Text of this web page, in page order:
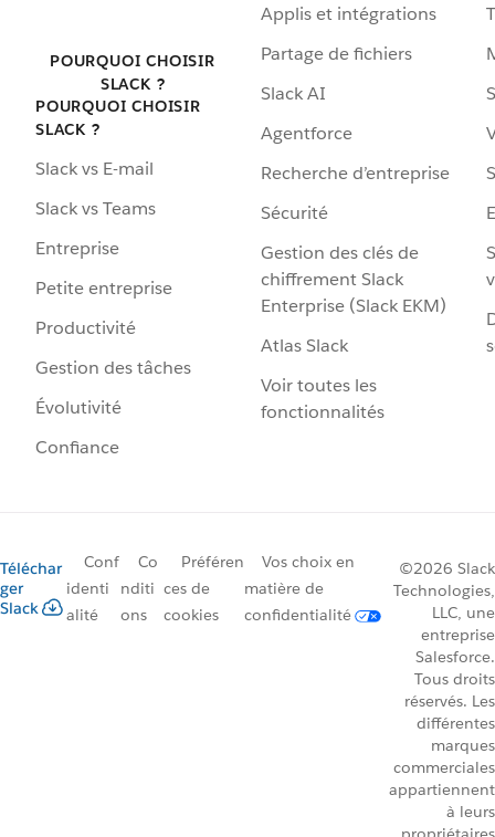
POURQUOI CHOISIR
SLACK ?
POURQUOI CHOISIR
SLACK ?
Slack vs E-mail
Slack vs Teams
Entreprise
Petite entreprise
Productivité
Gestion des tâches
Évolutivité
Confiance
Applis et intégrations
Partage de fichiers
Slack AI
Agentforce
Recherche d’entreprise
Sécurité
Gestion des clés de
chiffrement Slack
Enterprise (Slack EKM)
Atlas Slack
Voir toutes les
fonctionnalités
Téléchar
ger
Slack
Conf
identi
alité
Co
nditi
ons
Préféren
ces de
cookies
Vos choix en
matière de
confidentialité
©2026 Slack
Technologies,
LLC, une
entreprise
Salesforce.
Tous droits
réservés. Les
différentes
marques
commerciales
appartiennent
à leurs